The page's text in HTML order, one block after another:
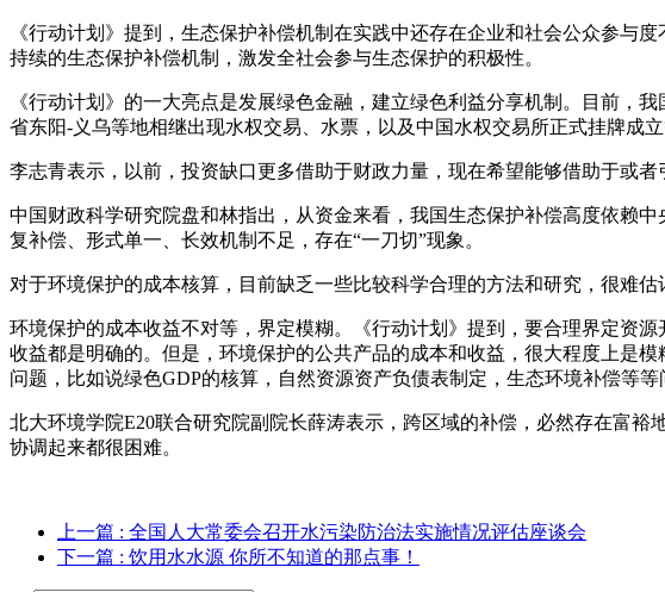
《行动计划》提到，生态保护补偿机制在实践中还存在企业和社会公众参与
持续的生态保护补偿机制，激发全社会参与生态保护的积极性。
《行动计划》的一大亮点是发展绿色金融，建立绿色利益分享机制。目前，
省东阳-义乌等地相继出现水权交易、水票，以及中国水权交易所正式挂牌成立
李志青表示，以前，投资缺口更多借助于财政力量，现在希望能够借助于或
中国财政科学研究院盘和林指出，从资金来看，我国生态保护补偿高度依赖
复补偿、形式单一、长效机制不足，存在“一刀切”现象。
对于环境保护的成本核算，目前缺乏一些比较科学合理的方法和研究，很难
环境保护的成本收益不对等，界定模糊。《行动计划》提到，要合理界定资
收益都是明确的。但是，环境保护的公共产品的成本和收益，很大程度上是
问题，比如说绿色GDP的核算，自然资源资产负债表制定，生态环境补偿等等
北大环境学院E20联合研究院副院长薛涛表示，跨区域的补偿，必然存在富
协调起来都很困难。
上一篇 : 全国人大常委会召开水污染防治法实施情况评估座谈会
下一篇 : 饮用水水源 你所不知道的那点事！